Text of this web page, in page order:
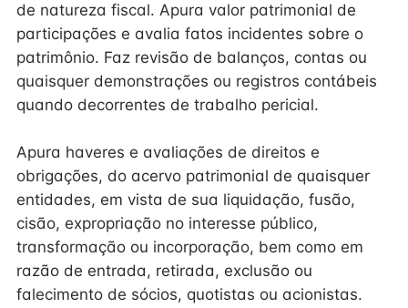
de natureza fiscal. Apura valor patrimonial de
participações e avalia fatos incidentes sobre o
patrimônio. Faz revisão de balanços, contas ou
quaisquer demonstrações ou registros contábeis
quando decorrentes de trabalho pericial.
Apura haveres e avaliações de direitos e
obrigações, do acervo patrimonial de quaisquer
entidades, em vista de sua liquidação, fusão,
cisão, expropriação no interesse público,
transformação ou incorporação, bem como em
razão de entrada, retirada, exclusão ou
falecimento de sócios, quotistas ou acionistas.